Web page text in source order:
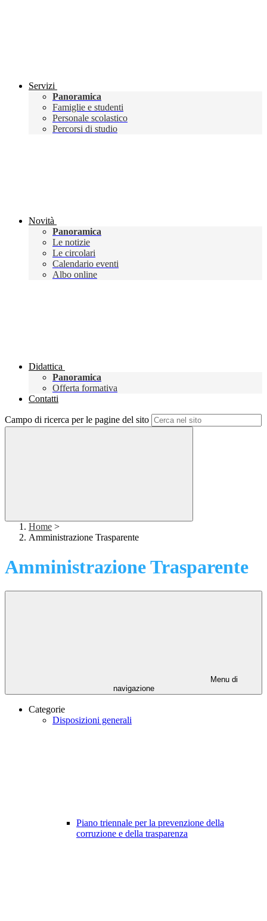
Servizi
Panoramica
Famiglie e studenti
Personale scolastico
Percorsi di studio
Novità
Panoramica
Le notizie
Le circolari
Calendario eventi
Albo online
Didattica
Panoramica
Offerta formativa
Contatti
Campo di ricerca per le pagine del sito
Home >
Amministrazione Trasparente
Amministrazione Trasparente
Menu di
navigazione
Categorie
Disposizioni generali
Piano triennale per la prevenzione della
corruzione e della trasparenza